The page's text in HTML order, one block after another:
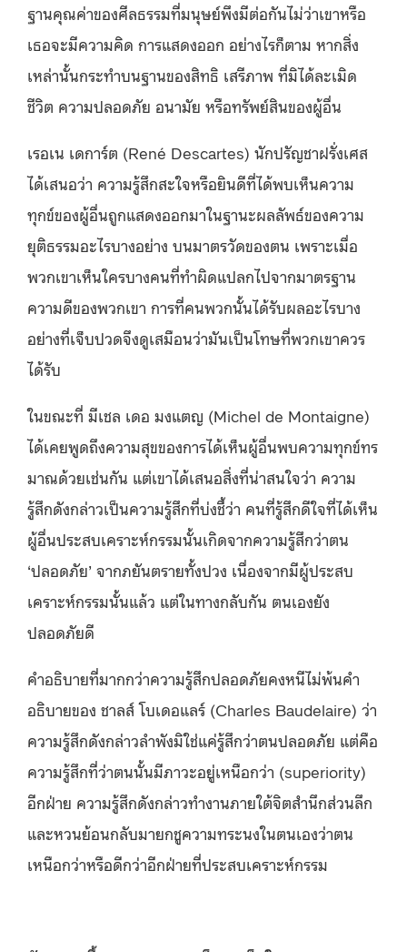
ฐานคุณค่าของศีลธรรมที่มนุษย์พึงมีต่อกันไม่ว่าเขาหรือ
เธอจะมีความคิด การแสดงออก อย่างไรก็ตาม หากสิ่ง
เหล่านั้นกระทำบนฐานของสิทธิ เสรีภาพ ที่มิได้ละเมิด
ชีวิต ความปลอดภัย อนามัย หรือทรัพย์สินของผู้อื่น
เรอเน เดการ์ต (René Descartes) นักปรัญชาฝรั่งเศส
ได้เสนอว่า ความรู้สึกสะใจหรือยินดีที่ได้พบเห็นความ
ทุกข์ของผู้อื่นถูกแสดงออกมาในฐานะผลลัพธ์ของความ
ยุติธรรมอะไรบางอย่าง บนมาตรวัดของตน เพราะเมื่อ
พวกเขาเห็นใครบางคนที่ทำผิดแปลกไปจากมาตรฐาน
ความดีของพวกเขา การที่คนพวกนั้นได้รับผลอะไรบาง
อย่างที่เจ็บปวดจึงดูเสมือนว่ามันเป็นโทษที่พวกเขาควร
ได้รับ
ในขณะที่ มีเชล เดอ มงแตญ (Michel de Montaigne)
ได้เคยพูดถึงความสุขของการได้เห็นผู้อื่นพบความทุกข์ทร
มาณด้วยเช่นกัน แต่เขาได้เสนอสิ่งที่น่าสนใจว่า ความ
รู้สึกดังกล่าวเป็นความรู้สึกที่บ่งชี้ว่า คนที่รู้สึกดีใจที่ได้เห็น
ผู้อื่นประสบเคราะห์กรรมนั้นเกิดจากความรู้สึกว่าตน
‘ปลอดภัย’ จากภยันตรายทั้งปวง เนื่องจากมีผู้ประสบ
เคราะห์กรรมนั้นแล้ว แต่ในทางกลับกัน ตนเองยัง
ปลอดภัยดี
คำอธิบายที่มากกว่าความรู้สึกปลอดภัยคงหนีไม่พ้นคำ
อธิบายของ ชาลส์ โบเดอแลร์ (Charles Baudelaire) ว่า
ความรู้สึกดังกล่าวลำพังมิใช่แค่รู้สึกว่าตนปลอดภัย แต่คือ
ความรู้สึกที่ว่าตนนั้นมีภาวะอยู่เหนือกว่า (superiority)
อีกฝ่าย ความรู้สึกดังกล่าวทำงานภายใต้จิตสำนึกส่วนลึก
และหวนย้อนกลับมายกชูความทระนงในตนเองว่าตน
เหนือกว่าหรือดีกว่าอีกฝ่ายที่ประสบเคราะห์กรรม